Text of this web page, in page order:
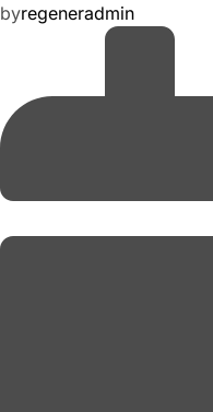
byregeneradmin